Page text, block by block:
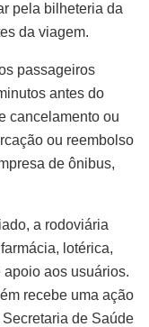
pela bilheteria da
da viagem.
passageiros
antes do
cancelamento ou
ou reembolso
de ônibus,
a rodoviária
lotérica,
apoio aos usuários.
recebe uma ação
de Saúde